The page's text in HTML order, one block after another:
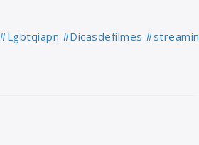
#Lgbtqiapn #Dicasdefilmes